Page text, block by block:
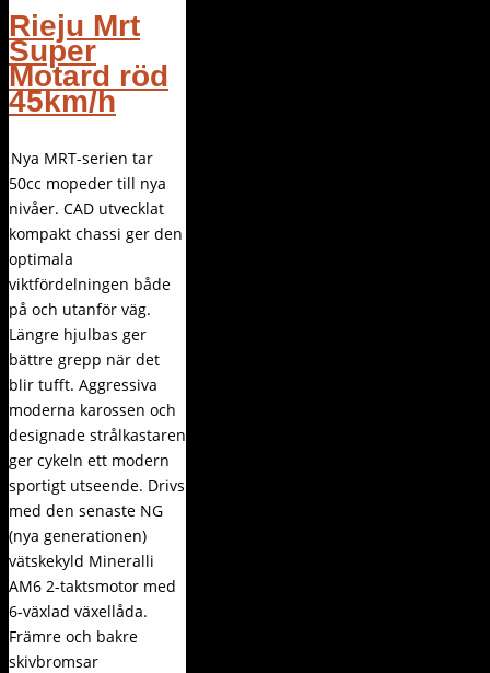
Rieju Mrt
Super
Motard röd
45km/h
Nya MRT-serien tar
50cc mopeder till nya
nivåer. CAD utvecklat
kompakt chassi ger den
optimala
viktfördelningen både
på och utanför väg.
Längre hjulbas ger
bättre grepp när det
blir tufft. Aggressiva
moderna karossen och
designade strålkastaren
ger cykeln ett modern
sportigt utseende. Drivs
med den senaste NG
(nya generationen)
vätskekyld Mineralli
AM6 2-taktsmotor med
6-växlad växellåda.
Främre och bakre
skivbromsar